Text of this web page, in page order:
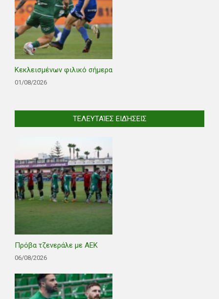
Κεκλεισμένων φιλικό σήμερα
01/08/2026
ΤΕΛΕΥΤΑΊΕΣ ΕΙΔΉΣΕΙΣ
Πρόβα τζενεράλε με ΑΕΚ
06/08/2026